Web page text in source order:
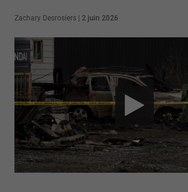
Zachary Desrosiers 2 juin 2026